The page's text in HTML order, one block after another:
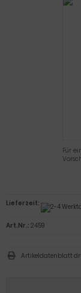
Für
Lieferzeit:
Art.Nr.: 2459
Artikeldatenblatt